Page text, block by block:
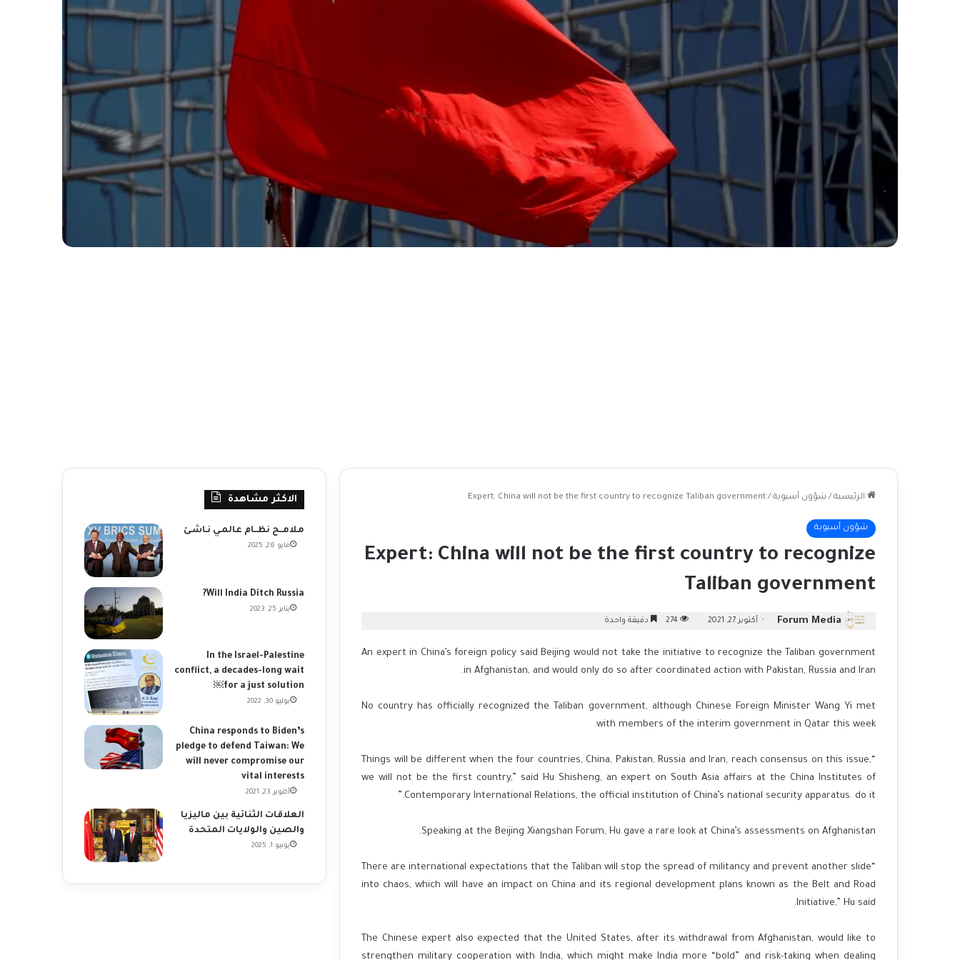
الرئيسية / شؤون أسيوية /
Expert: China will not be the first country to recognize Taliban government
شؤون أسيوية
Expert: China will not be the first country to recognize
Taliban government
Forum Media أكتوبر 27, 2021 دقيقة واحدة
An expert in China’s foreign policy said Beijing would not take the initiative to recognize the Taliban government
in Afghanistan, and would only do so after coordinated action with Pakistan, Russia and Iran.
No country has officially recognized the Taliban government, although Chinese Foreign Minister Wang Yi met
with members of the interim government in Qatar this week.
“Things will be different when the four countries, China, Pakistan, Russia and Iran, reach consensus on this issue,
we will not be the first country,” said Hu Shisheng, an expert on South Asia affairs at the China Institutes of
Contemporary International Relations, the official institution of China’s national security apparatus. do it.”
Speaking at the Beijing Xiangshan Forum, Hu gave a rare look at China’s assessments on Afghanistan.
“There are international expectations that the Taliban will stop the spread of militancy and prevent another slide
into chaos, which will have an impact on China and its regional development plans known as the Belt and Road
Initiative,” Hu said.
The Chinese expert also expected that the United States, after its withdrawal from Afghanistan, would like to
strengthen military cooperation with India, which might make India more “bold” and risk-taking when dealing
الاكثر مشاهدة
مـلامــح نظــام عالمـي نـاشـئ
مايو 26, 2025
Will India Ditch Russia?
يناير 25, 2023
In the Israel-Palestine
conflict, a decades-long wait
for a just solution￼
يوليو 30, 2022
China responds to Biden’s
pledge to defend Taiwan: We
will never compromise our
vital interests
أكتوبر 23, 2021
العلاقات الثنائية بين ماليزيا
والصين والولايات المتحدة
يونيو 1, 2025